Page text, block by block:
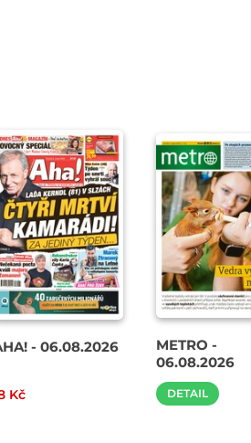
- 06.08.2026
Kč
METRO -
06.08.2026
DETAIL